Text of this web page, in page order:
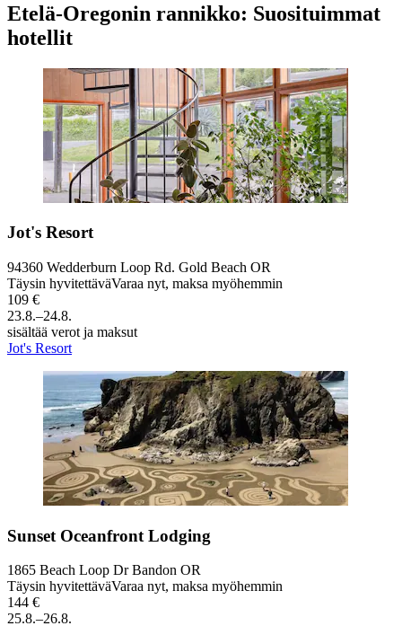
Etelä-Oregonin rannikko: Suosituimmat
hotellit
Jot's Resort
94360 Wedderburn Loop Rd. Gold Beach OR
Täysin hyvitettäväVaraa nyt, maksa myöhemmin
109 €
23.8.–24.8.
sisältää verot ja maksut
Jot's Resort
Sunset Oceanfront Lodging
1865 Beach Loop Dr Bandon OR
Täysin hyvitettäväVaraa nyt, maksa myöhemmin
144 €
25.8.–26.8.